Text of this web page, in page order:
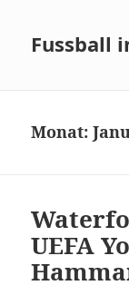
Fussball
Monat:
UEFA